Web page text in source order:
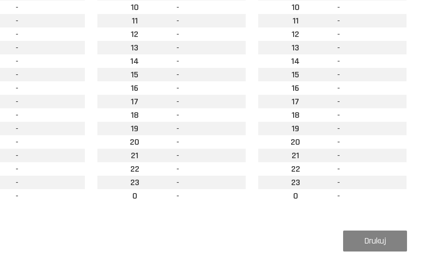
-
-
-
-
-
-
-
-
-
-
-
-
-
-
-
10
-
11
-
12
-
13
-
14
-
15
-
16
-
17
-
18
-
19
-
20
-
21
-
22
-
23
-
0
-
10
-
11
-
12
-
13
-
14
-
15
-
16
-
17
-
18
-
19
-
20
-
21
-
22
-
23
-
0
-
Drukuj